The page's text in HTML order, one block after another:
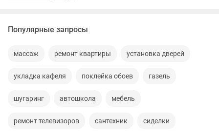
Популярные запросы
массаж ремонт квартиры установка дверей
укладка кафеля поклейка обоев газель
шугаринг автошкола мебель
ремонт телевизоров сантехник сиделки